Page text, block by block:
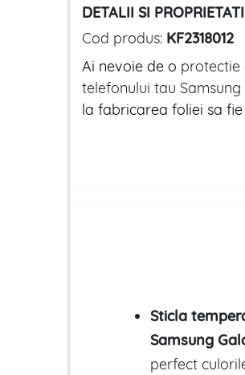
DETALII SI PROPRIETATI
Cod produs: KF2318012
Ai nevoie de o protectie
telefonului tau Samsung
la fabricarea foliei sa
Sticla
Samsung
perfect